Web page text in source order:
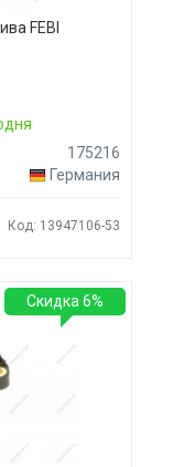
FEBI
175216
Германия
Код: 13947106-53
Скидка 6%